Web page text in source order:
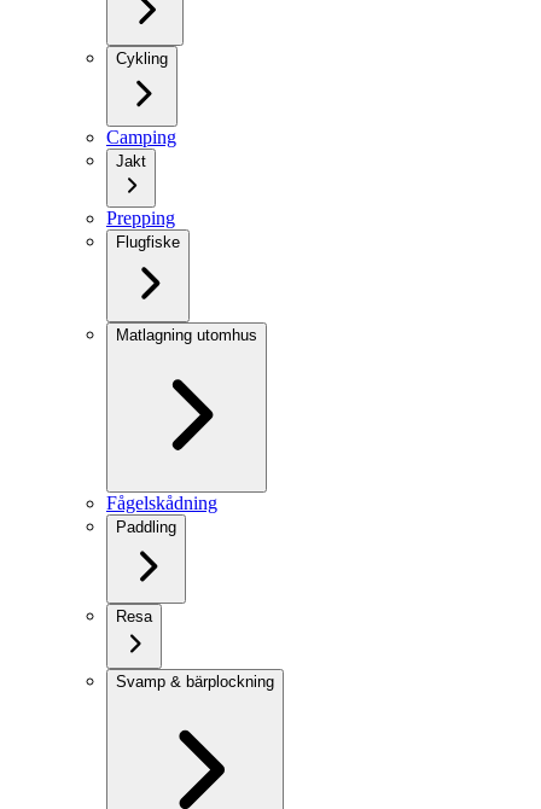
Cykling
Camping
Jakt
Prepping
Flugfiske
Matlagning utomhus
Fågelskådning
Paddling
Resa
Svamp & bärplockning